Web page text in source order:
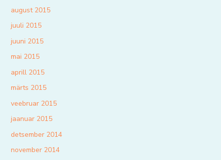
august 2015
juuli 2015
juuni 2015
mai 2015
aprill 2015
märts 2015
veebruar 2015
jaanuar 2015
detsember 2014
november 2014